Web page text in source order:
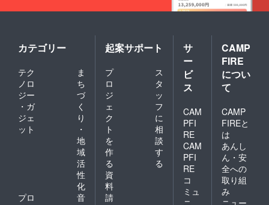
す） 我
加僅限
贊助人
的居留
報告會
阪，樂
山院的
品二個
（http://
www.ha
ppymo
unt.org.
tw/prod
ucts
），將
向您發
送手工
かがい
きます
絵はが
きは花
蓮に滞
在して
いる９
月から
での月
に１通
です）
我將前
往您住
所附近
的公共
場所與
享，邀
カテゴリー
テク
ノロ
ジー
・ガ
ジェ
ット
ま
ち
づ
く
り
・
地
域
活
性
化
プロ
音
起案サポート
プ
ロ
ジ
ェ
ク
ト
を
作
る
ス
タ
ッ
フ
に
相
談
す
る
資
料
請
サ
ー
ビ
ス
CAM
PFI
RE
CAM
PFI
RE
コ
ミュ
ニ
CAMP
FIRE
につい
て
CAMP
FIREと
は
あんし
ん・安
全への
取り組
み
ニュー